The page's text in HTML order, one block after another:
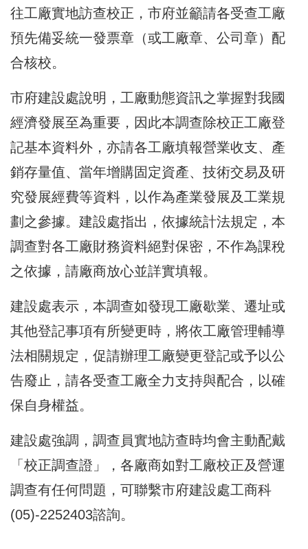
往工廠實地訪查校正，市府並籲請各受查工廠
預先備妥統一發票章（或工廠章、公司章）配
合核校。
市府建設處說明，工廠動態資訊之掌握對我國
經濟發展至為重要，因此本調查除校正工廠登
記基本資料外，亦請各工廠填報營業收支、產
銷存量值、當年增購固定資產、技術交易及研
究發展經費等資料，以作為產業發展及工業規
劃之參據。建設處指出，依據統計法規定，本
調查對各工廠財務資料絕對保密，不作為課稅
之依據，請廠商放心並詳實填報。
建設處表示，本調查如發現工廠歇業、遷址或
其他登記事項有所變更時，將依工廠管理輔導
法相關規定，促請辦理工廠變更登記或予以公
告廢止，請各受查工廠全力支持與配合，以確
保自身權益。
建設處強調，調查員實地訪查時均會主動配戴
「校正調查證」，各廠商如對工廠校正及營運
調查有任何問題，可聯繫市府建設處工商科
(05)-2252403諮詢。